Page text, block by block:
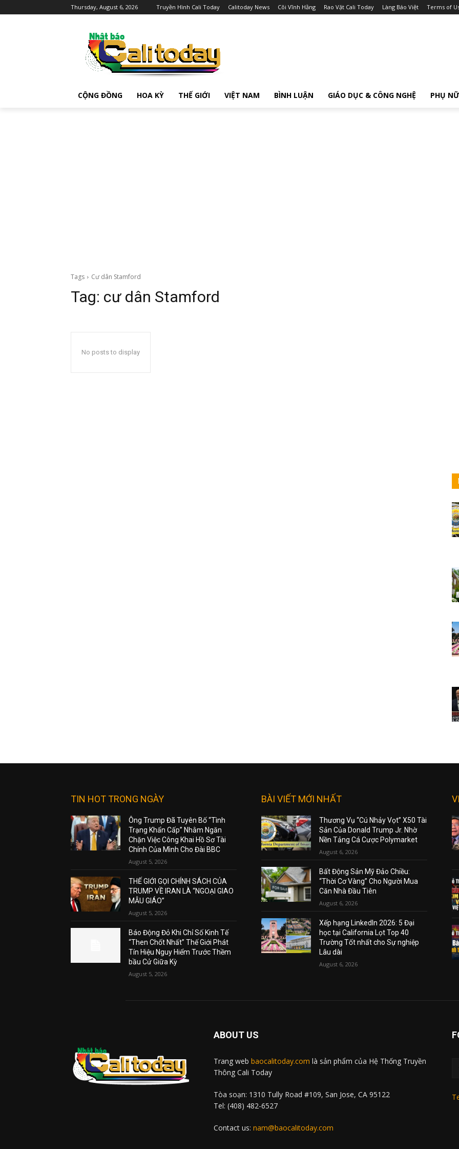
Thursday, August 6, 2026 Truyền Hình Cali Today Calitoday News Cõi Vĩnh Hằng Rao Vặt Cali Today Làng Báo Việt Terms of
CỘNG ĐỒNG HOA KỲ THẾ GIỚI VIỆT NAM BÌNH LUẬN GIÁO DỤC & CÔNG NGHỆ PHỤ NỮ
Tags Cư dân Stamford
Tag: cư dân Stamford
No posts to display
TIN HOT TRONG NGÀY
Ông Trump Đã Tuyên Bố “Tình
Trạng Khẩn Cấp” Nhằm Ngăn
Chặn Việc Công Khai Hồ Sơ Tài
Chính Của Mình Cho Đài BBC
August 5, 2026
THẾ GIỚI GỌI CHÍNH SÁCH CỦA
TRUMP VỀ IRAN LÀ “NGOẠI GIAO
MẪU GIÁO”
August 5, 2026
Báo Động Đỏ Khi Chỉ Số Kinh Tế
“Then Chốt Nhất” Thế Giới Phát
Tín Hiệu Nguy Hiểm Trước Thềm
bầu Cử Giữa Kỳ
August 5, 2026
BÀI VIẾT MỚI NHẤT
Thương Vụ “Cú Nhảy Vọt” X50 Tài
Sản Của Donald Trump Jr. Nhờ
Nền Tảng Cá Cược Polymarket
August 6, 2026
Bất Động Sản Mỹ Đảo Chiều:
“Thời Cơ Vàng” Cho Người Mua
Căn Nhà Đầu Tiên
August 6, 2026
Xếp hạng LinkedIn 2026: 5 Đại
học tại California Lọt Top 40
Trường Tốt nhất cho Sự nghiệp
Lâu dài
August 6, 2026
ABOUT US
Trang web baocalitoday.com là sản phẩm của Hệ Thống Truyền
Thông Cali Today
Tòa soạn: 1310 Tully Road #109, San Jose, CA 95122
Tel: (408) 482-6527
Contact us: nam@baocalitoday.com